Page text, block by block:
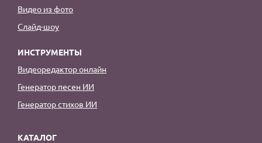
Видео из фото
Слайд-шоу
ИНСТРУМЕНТЫ
Видеоредактор онлайн
Генератор песен ИИ
Генератор стихов ИИ
КАТАЛОГ